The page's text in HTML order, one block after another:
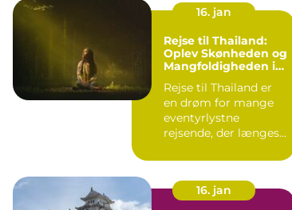
16. jan
Rejse til Thailand:
Oplev Skønheden og
Mangfoldigheden i
Paradis
Rejse til Thailand er
en drøm for mange
eventyrlystne
rejsende, der længes
en...
16. jan